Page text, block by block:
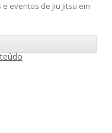
eventos de Jiu Jitsu em